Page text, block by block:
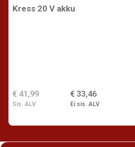
Kress 20 V akku
€ 33,46
Ei sis. ALV
€ 41,99
Sis. ALV